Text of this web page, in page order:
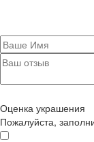
Оценка украшения
Пожалуйста,